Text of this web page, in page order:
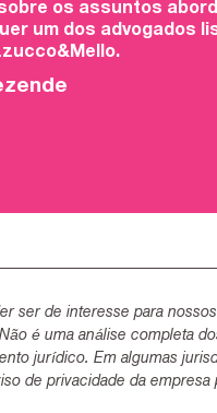
os assuntos
um dos advogados
ser de interesse para
é uma análise completa
jurídico. Em algumas
de privacidade da empresa